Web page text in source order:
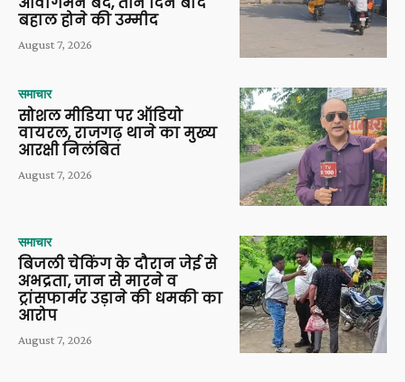
बहाल होने की उम्मीद
August 7, 2026
समाचार
सोशल मीडिया पर ऑडियो
वायरल, राजगढ़ थाने का मुख्य
आरक्षी निलंबित
August 7, 2026
समाचार
बिजली चेकिंग के दौरान जेई से
अभद्रता, जान से मारने व
ट्रांसफार्मर उड़ाने की धमकी का
आरोप
August 7, 2026